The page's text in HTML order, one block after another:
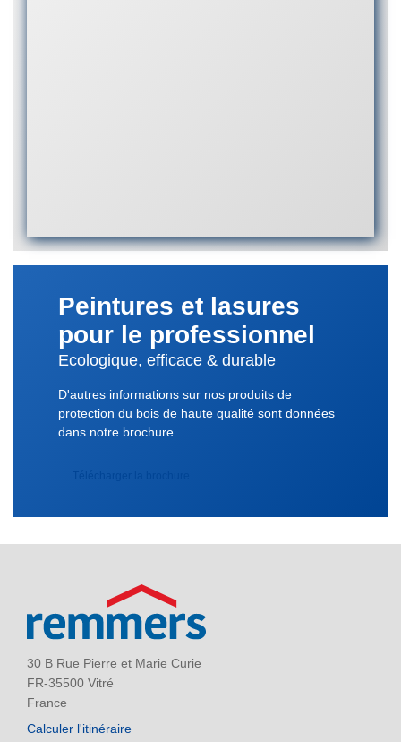
Peintures et lasures
pour le professionnel
Ecologique, efficace & durable
D'autres informations sur nos produits de
protection du bois de haute qualité sont données
dans notre brochure.
30 B Rue Pierre et Marie Curie
FR-35500 Vitré
France
Calculer l'itinéraire